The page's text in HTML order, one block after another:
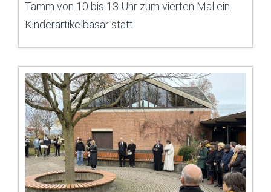
Tamm von 10 bis 13 Uhr zum vierten Mal ein
Kinderartikelbasar statt.